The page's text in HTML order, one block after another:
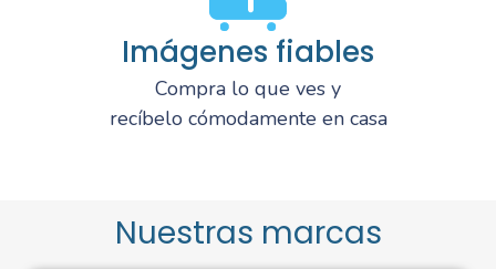
Imágenes fiables
Compra lo que ves y
recíbelo cómodamente en casa
Nuestras marcas